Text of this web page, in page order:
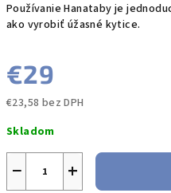
Používanie Hanataby je
ako vyrobiť úžasné kytice.
€29
€23,58 bez DPH
cena:
Skladom
+
−